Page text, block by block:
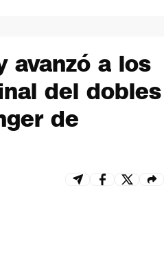
avanzó a los
del dobles
de